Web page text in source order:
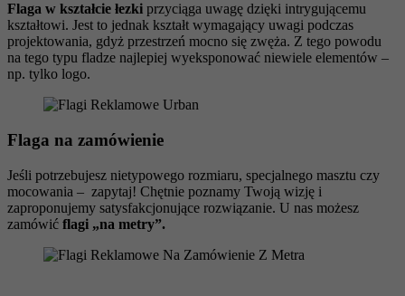
Flaga w kształcie łezki przyciąga uwagę dzięki intrygującemu
kształtowi. Jest to jednak kształt wymagający uwagi podczas
projektowania, gdyż przestrzeń mocno się zwęża. Z tego powodu
na tego typu fladze najlepiej wyeksponować niewiele elementów –
np. tylko logo.
Flaga na zamówienie
Jeśli potrzebujesz nietypowego rozmiaru, specjalnego masztu czy
mocowania – zapytaj! Chętnie poznamy Twoją wizję i
zaproponujemy satysfakcjonujące rozwiązanie. U nas możesz
zamówić flagi „na metry”.